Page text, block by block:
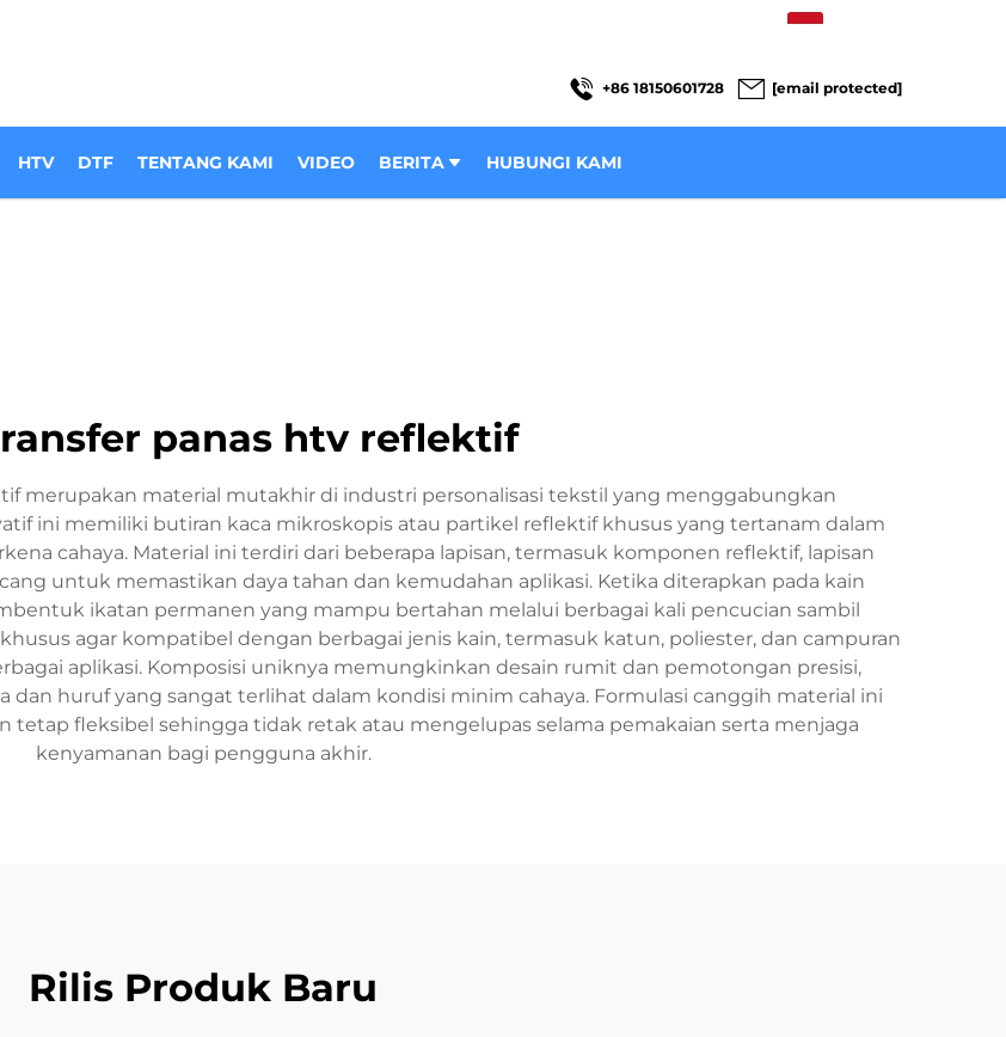
+86 18150601728 [email protected]
HTV DTF TENTANG KAMI VIDEO BERITA HUBUNGI KAMI
panas htv reflektif
merupakan material mutakhir di industri personalisasi tekstil yang menggabungkan
ini memiliki butiran kaca mikroskopis atau partikel reflektif khusus yang tertanam dalam
cahaya. Material ini terdiri dari beberapa lapisan, termasuk komponen reflektif, lapisan
untuk memastikan daya tahan dan kemudahan aplikasi. Ketika diterapkan pada kain
ikatan permanen yang mampu bertahan melalui berbagai kali pencucian sambil
agar kompatibel dengan berbagai jenis kain, termasuk katun, poliester, dan campuran
aplikasi. Komposisi uniknya memungkinkan desain rumit dan pemotongan presisi,
huruf yang sangat terlihat dalam kondisi minim cahaya. Formulasi canggih material ini
tetap fleksibel sehingga tidak retak atau mengelupas selama pemakaian serta menjaga
kenyamanan bagi pengguna akhir.
Rilis Produk Baru